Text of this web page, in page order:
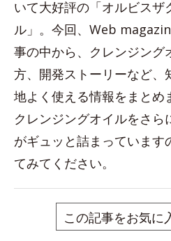
いて大好評の「オルビスザ
ル」。今回、Web
事の中から、クレンジング
方、開発ストーリーなど、
地よく使える情報をまとめ
クレンジングオイルをさら
がギュッと詰まっています
てみてください。
この記事をお気に